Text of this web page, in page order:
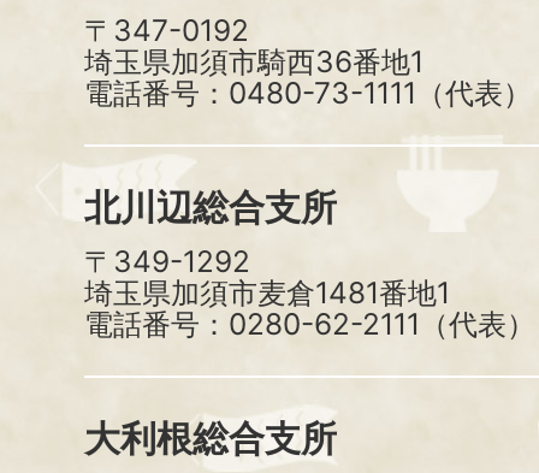
〒347-0192
埼玉県加須市騎西36番地1
電話番号：0480-73-1111（代表）
北川辺総合支所
〒349-1292
埼玉県加須市麦倉1481番地1
電話番号：0280-62-2111（代表）
大利根総合支所